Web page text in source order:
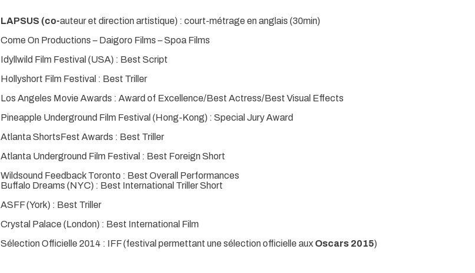
LAPSUS (co-auteur et direction artistique) : court-métrage en anglais (30min)
Come On Productions – Daigoro Films – Spoa Films
Idyllwild Film Festival (USA) : Best Script
Hollyshort Film Festival : Best Triller
Los Angeles Movie Awards : Award of Excellence/Best Actress/Best Visual Effects
Pineapple Underground Film Festival (Hong-Kong) : Special Jury Award
Atlanta ShortsFest Awards : Best Triller
Atlanta Underground Film Festival : Best Foreign Short
Wildsound Feedback Toronto : Best Overall Performances
Buffalo Dreams (NYC) : Best International Triller Short
ASFF (York) : Best Triller
Crystal Palace (London) : Best International Film
Sélection Officielle 2014 : IFF (festival permettant une sélection officielle aux Oscars 2015)